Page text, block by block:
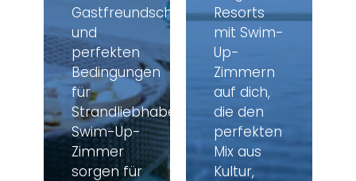
Gastfreundschaft
und
perfekten
Bedingungen
für
Strandliebhaber.
Swim-Up-
Zimmer
sorgen für
Resorts
mit Swim-
Up-
Zimmern
auf dich,
die den
perfekten
Mix aus
Kultur,